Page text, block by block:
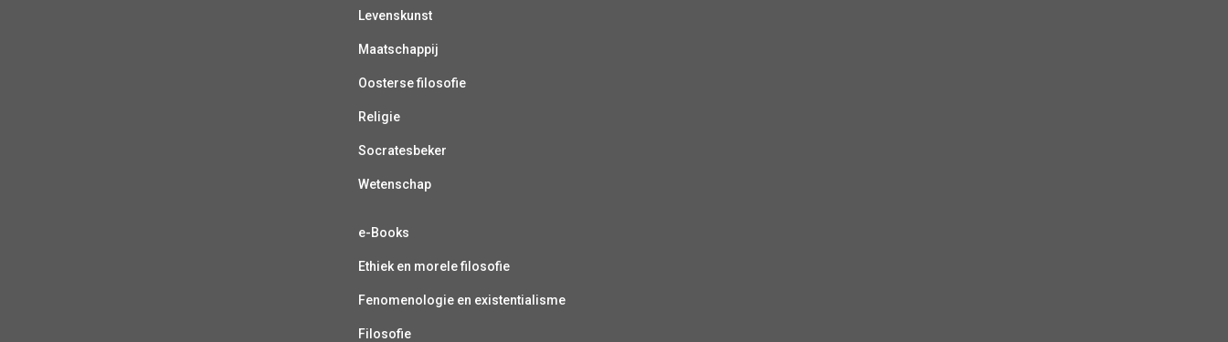
Levenskunst
Maatschappij
Oosterse filosofie
Religie
Socratesbeker
Wetenschap
e-Books
Ethiek en morele filosofie
Fenomenologie en existentialisme
Filosofie